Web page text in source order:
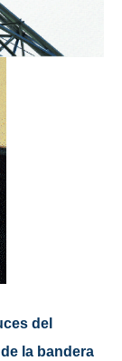
del
la bandera